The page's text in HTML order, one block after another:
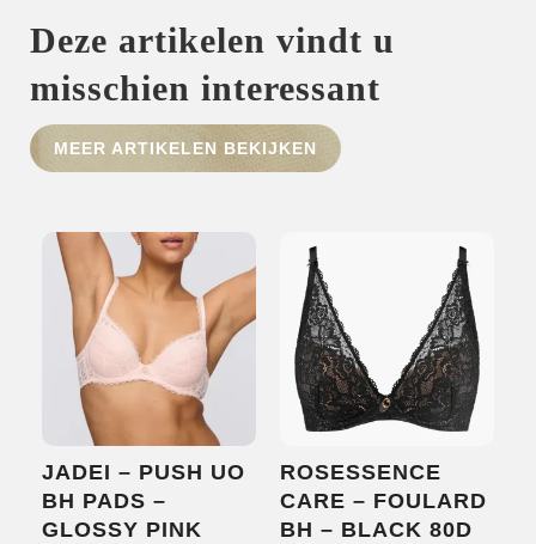
HOME
OVER ONS
MERKEN
NIEUWS
CONTACT
Deze artikelen vindt u
misschien interessant
MEER ARTIKELEN BEKIJKEN
JADEI – PUSH UO
BH PADS –
GLOSSY PINK
ROSESSENCE
CARE – FOULARD
BH – BLACK 80D